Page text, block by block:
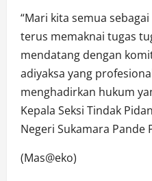
“Mari kita semua
terus memaknai tugas
mendatang dengan
adiyaksa yang
menghadirkan hukum
Kepala Seksi Tindak
Negeri Sukamara Pande
(Mas@eko)